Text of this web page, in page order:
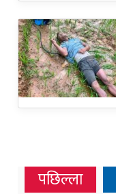
पछिल्ला